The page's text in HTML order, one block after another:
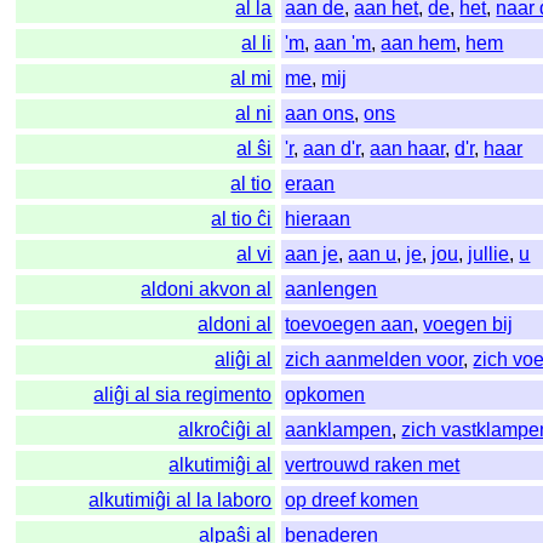
al la
aan de,aan het,de, het, naar
al li
'm,aan 'm,aan hem, hem
al mi
me, mij
al ni
aan ons,ons
al ŝi
'r,aan d'r,aan haar,d'r, haar
al tio
eraan
al tio ĉi
hieraan
al vi
aan je,aan u, je, jou, jullie, u
aldoni akvon al
aanlengen
aldoni al
toevoegen aan,voegen bij
aliĝi al
zich aanmelden voor,zich
aliĝi al sia regimento
opkomen
alkroĉiĝi al
aanklampen,zich
alkutimiĝi al
vertrouwd raken met
alkutimiĝi al la laboro
op dreef komen
alpaŝi al
benaderen